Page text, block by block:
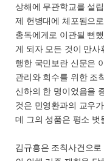
상해에 무관학교를 설
제 헌병대에 체포됨으
총독에게로 이관될 뻔
게 되자 모든 것이 만
행한 국민보란 신문은
관리와 회수를 위한 조
신하의 한 명이었음을
것은 민영환과의 교우
데 그의 성품은 평소 벗
김규흥은 조칙사건으